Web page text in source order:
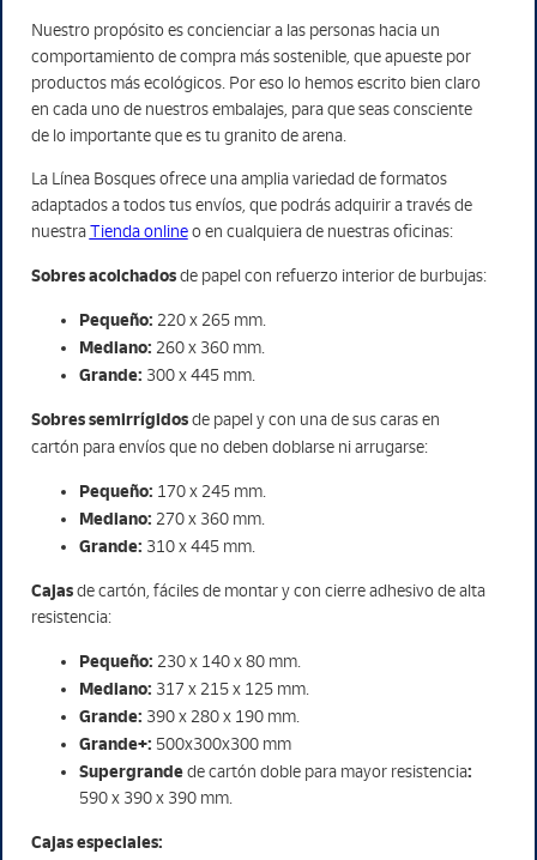
Nuestro propósito es concienciar a las personas hacia un
comportamiento de compra más sostenible, que apueste por
productos más ecológicos. Por eso lo hemos escrito bien claro
en cada uno de nuestros embalajes, para que seas consciente
de lo importante que es tu granito de arena.
La Línea Bosques ofrece una amplia variedad de formatos
adaptados a todos tus envíos, que podrás adquirir a través de
nuestraTienda onlineo en cualquiera de nuestras oficinas:
Sobres acolchadosde papel con refuerzo interior de burbujas:
Pequeño: 220 x 265 mm.
Mediano: 260 x 360 mm.
Grande: 300 x 445 mm.
Sobres semirrígidosde papel y con una de sus caras en
cartón para envíos que no deben doblarse ni arrugarse:
Pequeño: 170 x 245 mm.
Mediano: 270 x 360 mm.
Grande: 310 x 445 mm.
Cajasde cartón, fáciles de montar y con cierre adhesivo de alta
resistencia:
Pequeño: 230 x 140 x 80 mm.
Mediano: 317 x 215 x 125 mm.
Grande: 390 x 280 x 190 mm.
Grande+: 500x300x300 mm
Supergrandede cartón doble para mayor resistencia:
590 x 390 x 390 mm.
Cajas especiales: